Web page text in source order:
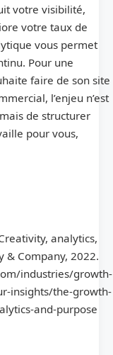
votre visibilité,
votre taux de
vous permet
Pour une
faire de son site
l’enjeu n’est
de structurer
pour vous,
analytics,
& Company, 2022.
industries/growth-
insights/the-growth-
and-purpose